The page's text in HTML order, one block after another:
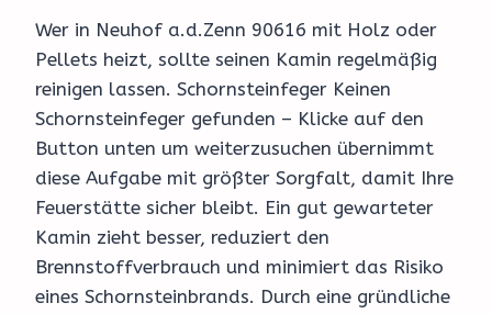
Wer in Neuhof a.d.Zenn 90616 mit Holz oder
Pellets heizt, sollte seinen Kamin regelmäßig
reinigen lassen. Schornsteinfeger Keinen
Schornsteinfeger gefunden – Klicke auf den
Button unten um weiterzusuchen übernimmt
diese Aufgabe mit größter Sorgfalt, damit Ihre
Feuerstätte sicher bleibt. Ein gut gewarteter
Kamin zieht besser, reduziert den
Brennstoffverbrauch und minimiert das Risiko
eines Schornsteinbrands. Durch eine gründliche